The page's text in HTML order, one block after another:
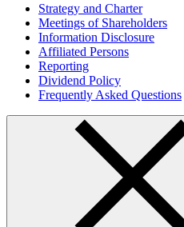
Strategy and Charter
Meetings of Shareholders
Information Disclosure
Affiliated Persons
Reporting
Dividend Policy
Frequently Asked Questions